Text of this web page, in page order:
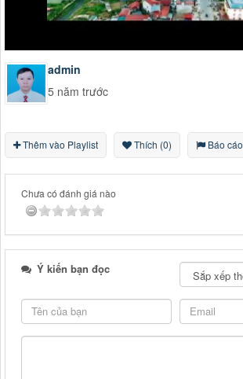
admin
5 năm trước
Thêm vào Playlist Thích (0) Báo cáo
Chưa có đánh giá nào
Ý kiến bạn đọc